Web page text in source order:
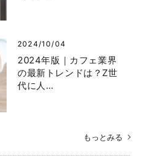
2024/10/04
2024年版｜カフェ業界
の最新トレンドは？Z世
代に人…
もっとみる